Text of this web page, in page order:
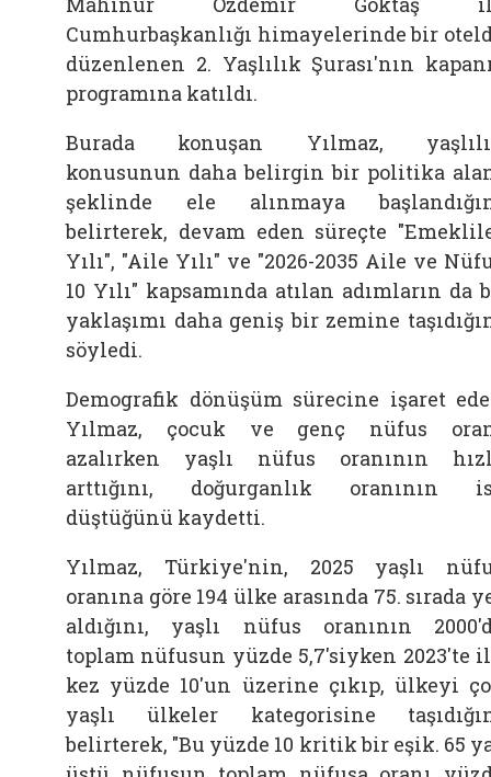
Cumhurbaşkanlığı himayelerinde bir
düzenlenen 2. Yaşlılık Şurası'nın
programına katıldı.
Burada konuşan Yılmaz,
konusunun daha belirgin bir politika
şeklinde ele alınmaya
belirterek, devam eden süreçte
Yılı", "Aile Yılı" ve "2026-2035 Aile ve
10 Yılı" kapsamında atılan adımların da
yaklaşımı daha geniş bir zemine
söyledi.
Demografik dönüşüm sürecine işaret
Yılmaz, çocuk ve genç nüfus
azalırken yaşlı nüfus oranının
arttığını, doğurganlık oranının
düştüğünü kaydetti.
Yılmaz, Türkiye'nin, 2025 yaşlı
oranına göre 194 ülke arasında 75. sırada
aldığını, yaşlı nüfus oranının
toplam nüfusun yüzde 5,7'siyken 2023'te
kez yüzde 10'un üzerine çıkıp, ülkeyi
yaşlı ülkeler kategorisine
belirterek, "Bu yüzde 10 kritik bir eşik. 65